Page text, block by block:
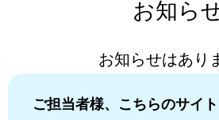
お知ら
お知らせはあり
ご担当者様、こちらのサイ